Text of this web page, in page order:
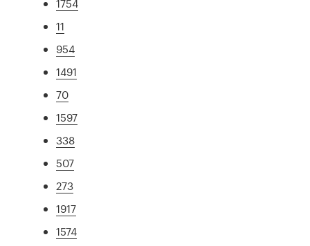
1754
11
954
1491
70
1597
338
507
273
1917
1574